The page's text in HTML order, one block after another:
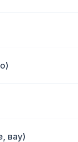
вау)